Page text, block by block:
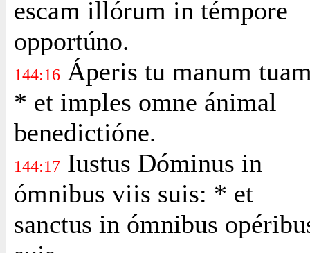
escam illórum in témpore
opportúno.
144:16 Áperis tu manum
* et imples omne ánimal
benedictióne.
144:17 Iustus Dóminus in
ómnibus viis suis: * et
sanctus in ómnibus